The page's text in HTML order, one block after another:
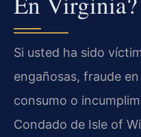
Si usted ha sido
engañosas, fraude
consumo o
Condado de Isle of